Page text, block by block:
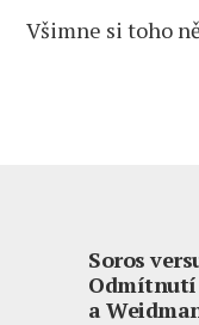
Všimne si toho
Soros
Odmítnutí
a